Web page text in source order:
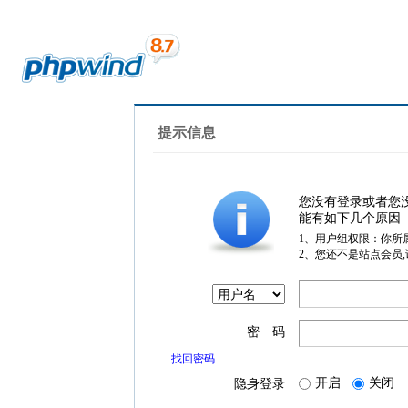
提示信息
您没有登录或者您
能有如下几个原因
1、用户组权限：你所
2、您还不是站点会员
密 码
找回密码
隐身登录 开启 关闭